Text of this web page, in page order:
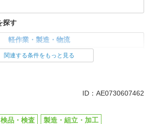
探す
軽作業・製造・物流
品・検査
製造・組立・加工
関連する条件をもっと見る
ID：AE0730607462
品・検査
製造・組立・加工